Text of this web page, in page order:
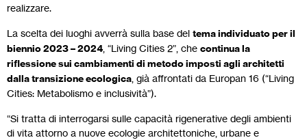
realizzare.
La scelta dei luoghi avverrà sulla base del tema individuato per il
biennio 2023 – 2024, “Living Cities 2”, che continua la
riflessione sui cambiamenti di metodo imposti agli architetti
dalla transizione ecologica , già affrontati da Europan 16 (“Living
Cities: Metabolismo e inclusività”).
“Si tratta di interrogarsi sulle capacità rigenerative degli ambienti
di vita attorno a nuove ecologie architettoniche, urbane e